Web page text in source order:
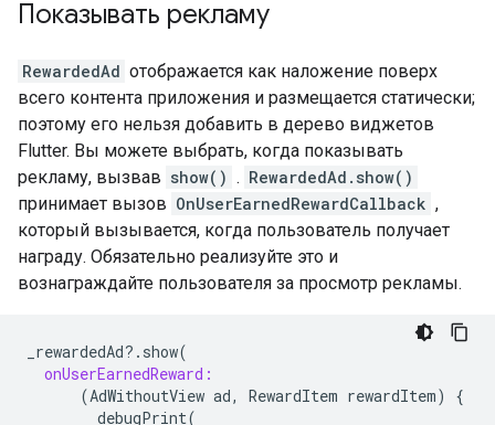
Показывать рекламу
RewardedAd отображается как наложение поверх
всего контента приложения и размещается статически;
поэтому его нельзя добавить в дерево виджетов
Flutter. Вы можете выбрать, когда показывать
рекламу, вызвав show() . RewardedAd.show()
принимает вызов OnUserEarnedRewardCallback ,
который вызывается, когда пользователь получает
награду. Обязательно реализуйте это и
вознаграждайте пользователя за просмотр рекламы.
_rewardedAd? . show(
onUserEarnedReward:
(AdWithoutView ad, RewardItem rewardItem)
{
debugPrint(